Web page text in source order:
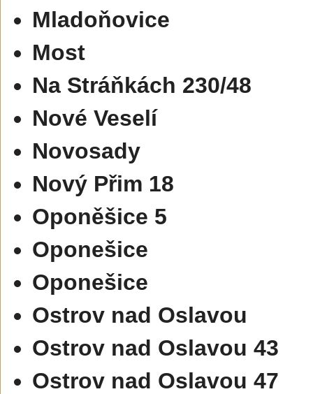
Mladoňovice
Most
Na Stráňkách 230/48
Nové Veselí
Novosady
Nový Přim 18
Oponěšice 5
Oponešice
Oponešice
Ostrov nad Oslavou
Ostrov nad Oslavou 43
Ostrov nad Oslavou 47